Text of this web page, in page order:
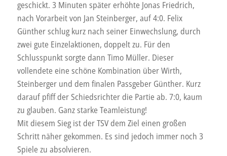
geschickt. 3 Minuten später erhöhte Jonas Friedrich,
nach Vorarbeit von Jan Steinberger, auf 4:0. Felix
Günther schlug kurz nach seiner Einwechslung, durch
zwei gute Einzelaktionen, doppelt zu. Für den
Schlusspunkt sorgte dann Timo Müller. Dieser
vollendete eine schöne Kombination über Wirth,
Steinberger und dem finalen Passgeber Günther. Kurz
darauf pfiff der Schiedsrichter die Partie ab. 7:0, kaum
zu glauben. Ganz starke Teamleistung!
Mit diesem Sieg ist der TSV dem Ziel einen großen
Schritt näher gekommen. Es sind jedoch immer noch 3
Spiele zu absolvieren.